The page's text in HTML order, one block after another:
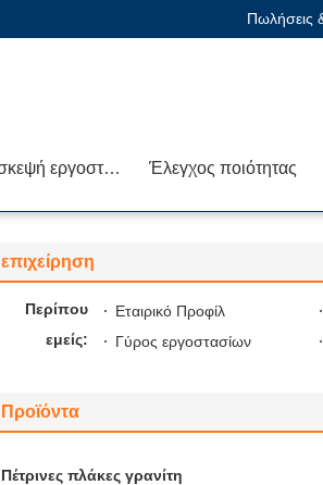
Πωλήσεις
Επισκεψή εργοστασίου Έλεγχος ποιότητας
επιχείρηση
Περίπου
εμείς:
Εταιρικό Προφίλ
Γύρος εργοστασίων
Προϊόντα
Πέτρινες πλάκες γρανίτη